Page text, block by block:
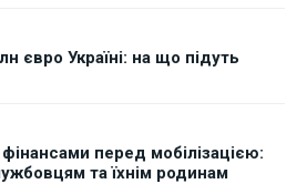
євро Україні: на що підуть
перед мобілізацією:
та їхнім родинам